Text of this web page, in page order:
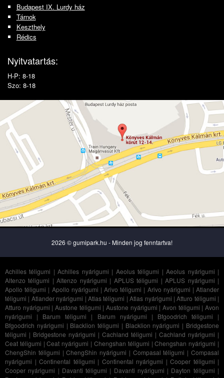
Budapest IX. Lurdy ház
Tárnok
Keszthely
Rédics
Nyitvatartás:
H-P: 8-18
Szo: 8-18
2026 © gumipark.hu - Minden jog fenntartva!
Achilles téligumi |Achilles nyárigumi | Aeolus téligumi |Aeolus nyárigumi |
Altenzo téligumi |Altenzo nyárigumi | APLUS téligumi |APLUS nyárigumi |
Apollo téligumi | Apollo nyárigumi |Arivo téligumi | Arivo nyárigumi |Atlander
téligumi | Atlander nyárigumi | Atlas téligumi |Atlas nyárigumi |Atturo téligumi |
Atturo nyárigumi |Austone téligumi |Austone nyárigumi |Avon téligumi |Avon
nyárigumi | Barum téligumi | Barum nyárigumi | Bfgoodrich téligumi |
Bfgoodrich nyárigumi | Blacklion téligumi | Blacklion nyárigumi | Bridgestone
téligumi | Bridgestone nyárigumi | Cachland téligumi | Cachland nyárigumi |
Ceat téligumi |Ceat nyárigumi | Chengshan téligumi |Chengshan nyárigumi |
ChengShin téligumi |ChengShin nyárigumi | Compasal téligumi |Compasal
nyárigumi | Continental téligumi | Continental nyárigumi | Cooper téligumi |
Cooper nyárigumi | Davanti téligumi | Davanti nyárigumi | Dayton téligumi |